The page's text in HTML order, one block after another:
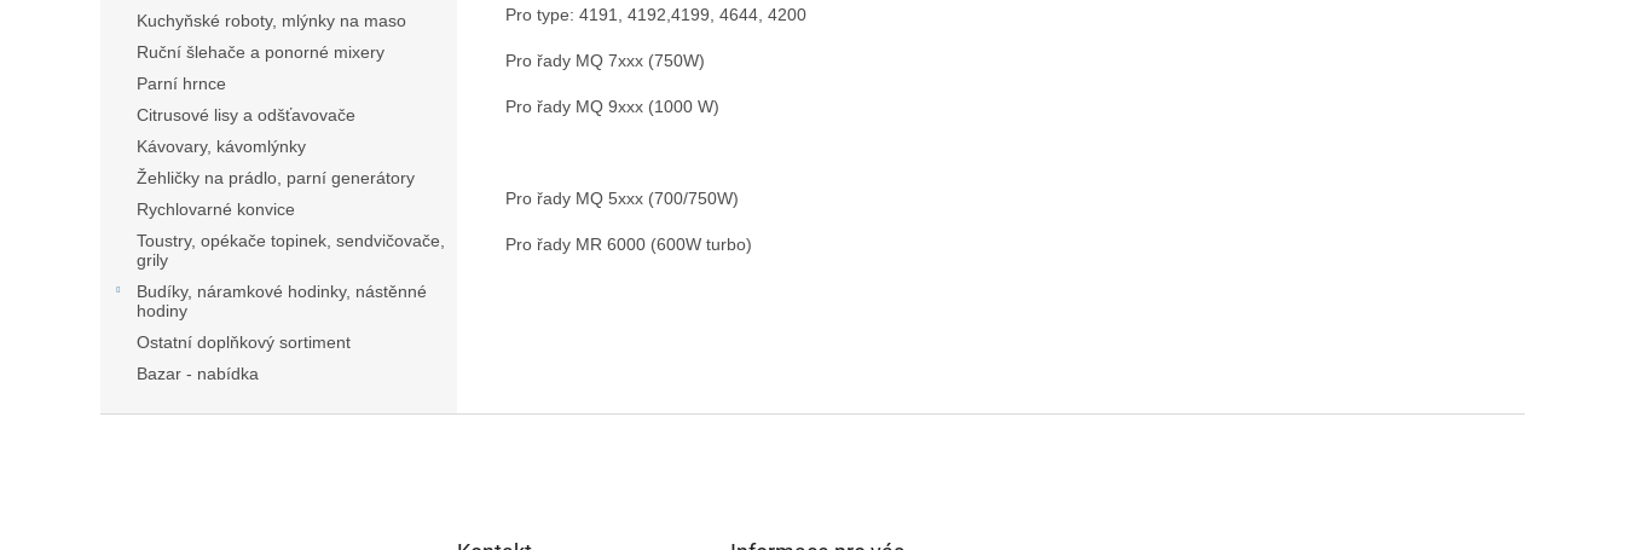
Kuchyňské roboty, mlýnky na maso
Ruční šlehače a ponorné mixery
Parní hrnce
Citrusové lisy a odšťavovače
Kávovary, kávomlýnky
Žehličky na prádlo, parní generátory
Rychlovarné konvice
Toustry, opékače topinek, sendvičovače,
grily
Budíky, náramkové hodinky, nástěnné
hodiny
Ostatní doplňkový sortiment
Bazar - nabídka
Pro type: 4191, 4192,4199, 4644, 4200
Pro řady MQ 7xxx (750W)
Pro řady MQ 9xxx (1000 W)
Pro řady MQ 5xxx (700/750W)
Pro řady MR 6000 (600W turbo)